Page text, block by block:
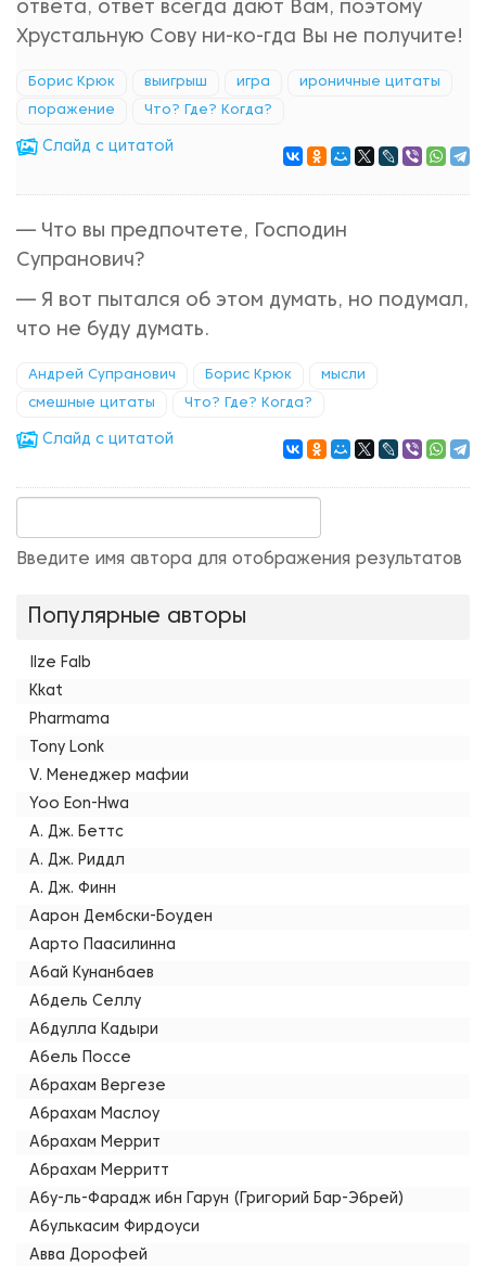
ответа, ответ всегда дают Вам, поэтому
Хрустальную Сову ни-ко-гда Вы не получите!
Борис Крюк выигрыш игра ироничные цитаты
поражение Что? Где? Когда?
Cлайд с цитатой
— Что вы предпочтете, Господин
Супранович?
— Я вот пытался об этом думать, но подумал,
что не буду думать.
Андрей Супранович Борис Крюк мысли
смешные цитаты Что? Где? Когда?
Cлайд с цитатой
Введите имя автора для отображения результатов
Популярные авторы
Ilze Falb
Kkat
Pharmama
Tony Lonk
V. Менеджер мафии
Yoo Eon-Hwa
А. Дж. Беттс
А. Дж. Риддл
А. Дж. Финн
Аарон Дембски-Боуден
Аарто Паасилинна
Абай Кунанбаев
Абдель Селлу
Абдулла Кадыри
Абель Поссе
Абрахам Вергезе
Абрахам Маслоу
Абрахам Меррит
Абрахам Мерритт
Абу-ль-Фарадж ибн Гарун (Григорий Бар-Эбрей)
Абулькасим Фирдоуси
Авва Дорофей